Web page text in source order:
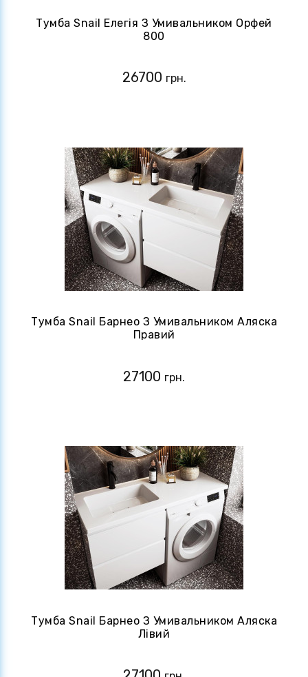
Тумба Snail Елегія З Умивальником Орфей
800
26700 грн.
Тумба Snail Барнео З Умивальником Аляска
Правий
27100 грн.
Тумба Snail Барнео З Умивальником Аляска
Лівий